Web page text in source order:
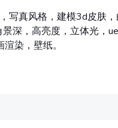
写真风格，建模3d皮肤
深，高亮度，立体光，
染，壁纸。